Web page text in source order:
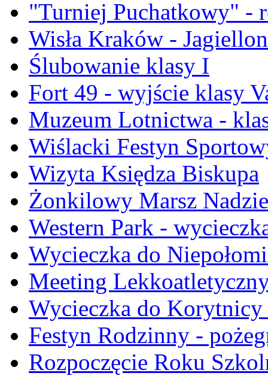
"Turniej Puchatkowy" -
Wisła Kraków -
Ślubowanie klasy I
Fort 49 - wyjście klasy
Muzeum Lotnictwa -
Wiślacki Festyn
Wizyta Księdza Biskupa
Żonkilowy Marsz
Western Park -
Wycieczka do
Meeting
Wycieczka do
Festyn Rodzinny -
Rozpoczęcie Roku